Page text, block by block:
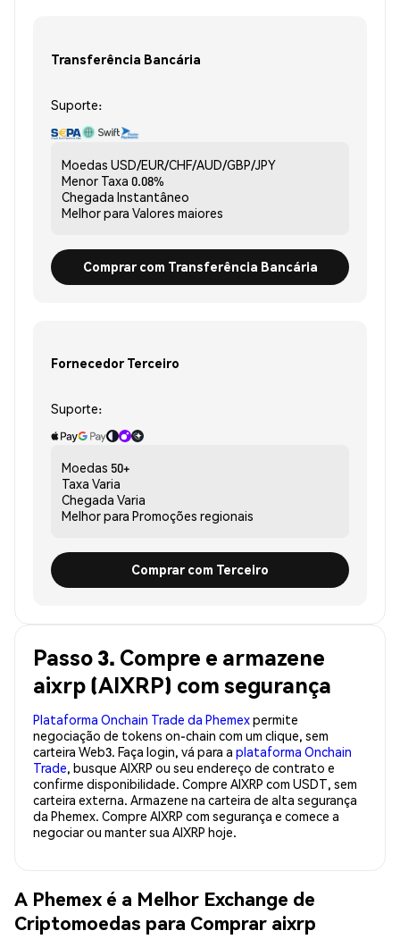
Transferência Bancária
Suporte:
Moedas USD/EUR/CHF/AUD/GBP/JPY
Menor Taxa 0.08%
Chegada Instantâneo
Melhor para Valores maiores
Comprar com Transferência Bancária
Fornecedor Terceiro
Suporte:
Moedas 50+
Taxa Varia
Chegada Varia
Melhor para Promoções regionais
Comprar com Terceiro
Passo 3. Compre e armazene
aixrp (AIXRP) com segurança
Plataforma Onchain Trade da Phemexpermite
negociação de tokens on-chain com um clique, sem
carteira Web3. Faça login, vá para a plataforma Onchain
Trade, busque AIXRP ou seu endereço de contrato e
confirme disponibilidade. Compre AIXRP com USDT, sem
carteira externa. Armazene na carteira de alta segurança
da Phemex. Compre AIXRP com segurança e comece a
negociar ou manter sua AIXRP hoje.
A Phemex é a Melhor Exchange de
Criptomoedas para Comprar aixrp